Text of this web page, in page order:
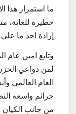
ما استمرار هذا
خطيرة للغاية،
إرادة احد ما
وتابع امين عام
لمن دواعي
العام العالمي
جرائم واسعة
من جانب